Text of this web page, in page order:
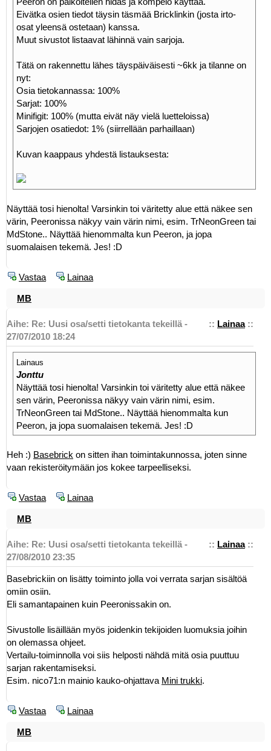
Eivätka osien tiedot täysin täsmää Bricklinkin (josta irto-
osat yleensä ostetaan) kanssa.
Muut sivustot listaavat lähinnä vain sarjoja.
Tätä on rakennettu lähes täyspäiväisesti ~6kk ja tilanne on
nyt:
Osia tietokannassa: 100%
Sarjat: 100%
Minifigit: 100% (mutta eivät näy vielä luetteloissa)
Sarjojen osatiedot: 1% (siirrellään parhaillaan)
Kuvan kaappaus yhdestä listauksesta:
Näyttää tosi hienolta! Varsinkin toi väritetty alue että näkee sen
värin, Peeronissa näkyy vain värin nimi, esim. TrNeonGreen tai
MdStone.. Näyttää hienommalta kun Peeron, ja jopa
suomalaisen tekemä. Jes! :D
Vastaa Lainaa
MB
:: Lainaa::
Aihe: Re: Uusi osa/setti tietokanta tekeillä -
27/07/2010 18:24
Lainaus
Jonttu
Näyttää tosi hienolta! Varsinkin toi väritetty alue että näkee
sen värin, Peeronissa näkyy vain värin nimi, esim.
TrNeonGreen tai MdStone.. Näyttää hienommalta kun
Peeron, ja jopa suomalaisen tekemä. Jes! :D
Heh :) Basebrick on sitten ihan toimintakunnossa, joten sinne
vaan rekisteröitymään jos kokee tarpeelliseksi.
Vastaa Lainaa
MB
:: Lainaa::
Aihe: Re: Uusi osa/setti tietokanta tekeillä -
27/08/2010 23:35
Basebrickiin on lisätty toiminto jolla voi verrata sarjan sisältöä
omiin osiin.
Eli samantapainen kuin Peeronissakin on.
Sivustolle lisäillään myös joidenkin tekijoiden luomuksia joihin
on olemassa ohjeet.
Vertailu-toiminnolla voi siis helposti nähdä mitä osia puuttuu
sarjan rakentamiseksi.
Esim. nico71:n mainio kauko-ohjattava Mini trukki.
Vastaa Lainaa
MB